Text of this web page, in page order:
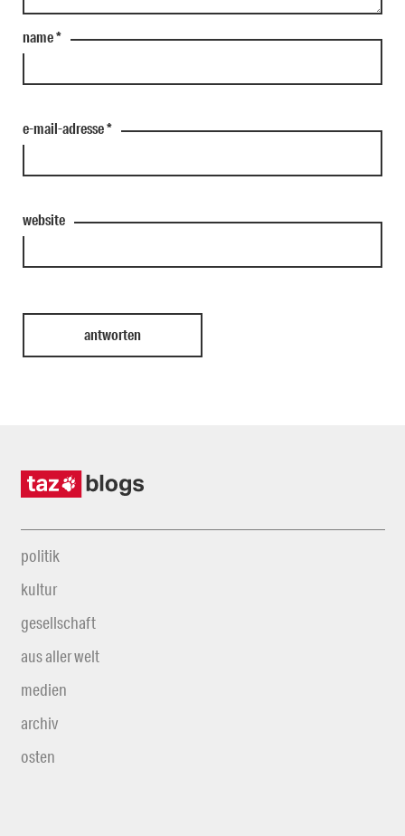
name*
e-mail-adresse*
website
politik
kultur
gesellschaft
aus aller welt
medien
archiv
osten